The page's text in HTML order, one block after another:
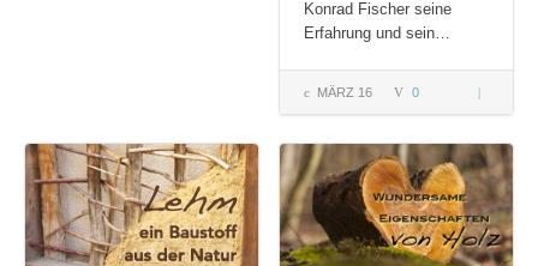
Konrad Fischer seine
Erfahrung und sein…
MÄRZ 16 0
Aus der
Lernen –